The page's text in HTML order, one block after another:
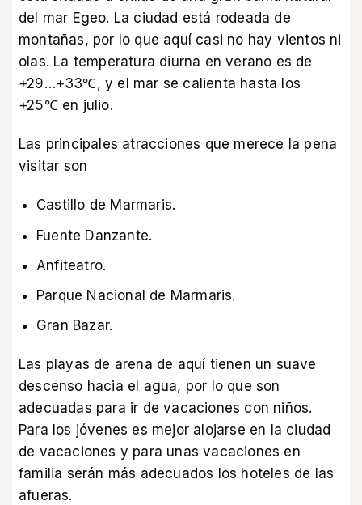
del mar Egeo. La ciudad está rodeada de
montañas, por lo que aquí casi no hay vientos ni
olas. La temperatura diurna en verano es de
+29…+33℃, y el mar se calienta hasta los
+25℃ en julio.
Las principales atracciones que merece la pena
visitar son
Castillo de Marmaris.
Fuente Danzante.
Anfiteatro.
Parque Nacional de Marmaris.
Gran Bazar.
Las playas de arena de aquí tienen un suave
descenso hacia el agua, por lo que son
adecuadas para ir de vacaciones con niños.
Para los jóvenes es mejor alojarse en la ciudad
de vacaciones y para unas vacaciones en
familia serán más adecuados los hoteles de las
afueras.